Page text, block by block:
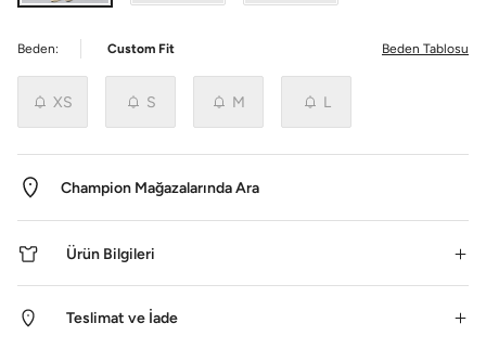
Beden: Custom Fit Beden Tablosu
XS S M L
Champion Mağazalarında Ara
Ürün Bilgileri
Teslimat ve İade